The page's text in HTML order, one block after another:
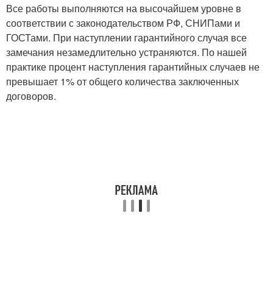
Все работы выполняются на высочайшем уровне в
соответствии с законодательством РФ, СНИПами и
ГОСТами. При наступлении гарантийного случая все
замечания незамедлительно устраняются. По нашей
практике процент наступления гарантийных случаев не
превышает 1% от общего количества заключенных
договоров.